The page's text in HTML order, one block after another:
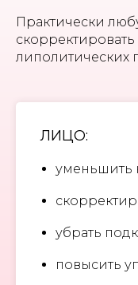
Практически
липолитических
ЛИЦО:
уменьшить
убрать
повысить